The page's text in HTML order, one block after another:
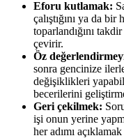
Eforu kutlamak:
çalıştığını ya da bir
toparlandığını
çevirir.
Öz
sonra gencinize
değişiklikleri
becerilerini
Geri çekilmek:
işi onun yerine
her adımı